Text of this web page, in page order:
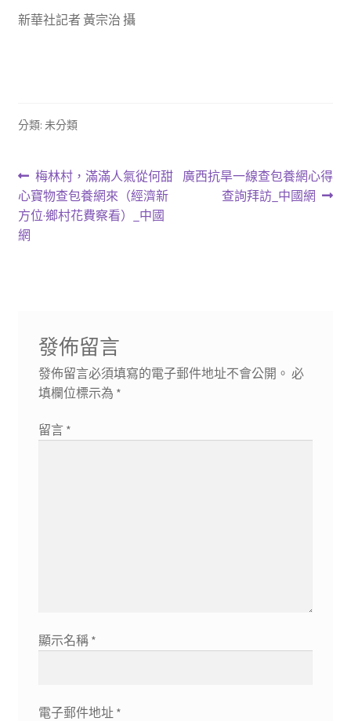
新華社記者 黃宗治 攝
分類: 未分類
文
章
導
上
一
篇
梅林村，滿滿人氣從何甜
心寶物查包養網來（經濟新
方位·鄉村花費察看）_中國
網
下
廣西抗旱一線查包養網心得
查詢拜訪_中國網
發佈留言
發佈留言必須填寫的電子郵件地址不會公開。 必
填欄位標示為 *
留言 *
顯示名稱 *
電子郵件地址 *